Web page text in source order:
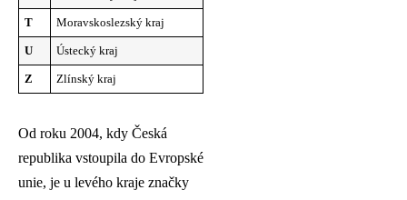
T Moravskoslezský kraj
U Ústecký kraj
Z Zlínský kraj
Od roku 2004, kdy Česká
republika vstoupila do Evropské
unie, je u levého kraje značky